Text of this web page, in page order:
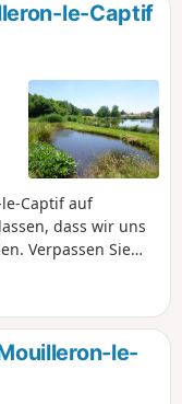
le-Captif
Captif auf
dass wir uns
Verpassen Sie
einige Libellen
le-